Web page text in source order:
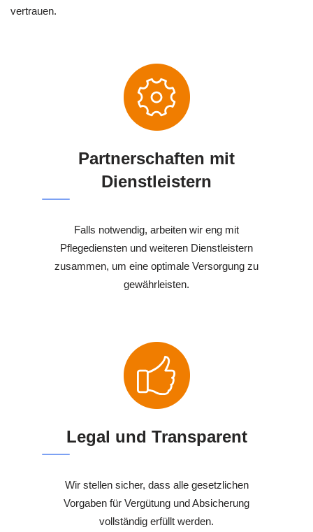
vertrauen.
Partnerschaften mit
Dienstleistern
Falls notwendig, arbeiten wir eng mit
Pflegediensten und weiteren Dienstleistern
zusammen, um eine optimale Versorgung zu
gewährleisten.
Legal und Transparent
Wir stellen sicher, dass alle gesetzlichen
Vorgaben für Vergütung und Absicherung
vollständig erfüllt werden.